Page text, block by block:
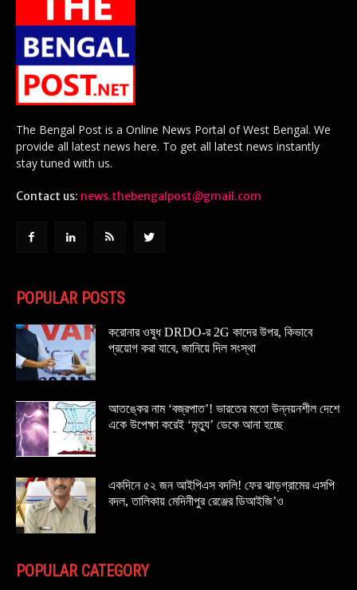
The Bengal Post is a Online News Portal of West Bengal. We
provide all latest news here. To get all latest news instantly
stay tuned with us.
Contact us: news.thebengalpost@gmail.com
POPULAR POSTS
করোনার ওষুধ DRDO-র 2G কাদের উপর, কিভাবে
প্রয়োগ করা যাবে, জানিয়ে দিল সংস্থা
আতঙ্কের নাম ‘বজ্রপাত’! ভারতের মতো উন্নয়নশীল দেশে
একে উপেক্ষা করেই ‘মৃত্যু’ ডেকে আনা হচ্ছে
একদিনে ৫২ জন আইপিএস বদলি! ফের ঝাড়গ্রামের এসপি
বদল, তালিকায় মেদিনীপুর রেঞ্জের ডিআইজি’ও
POPULAR CATEGORY